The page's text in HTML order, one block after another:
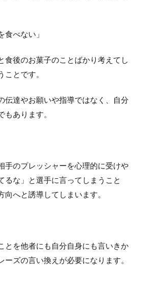
食べない」
食後のお菓子のことばかり考えてし
ことです。
伝達やお願いや指導ではなく、自分
もあります。
手のプレッシャーを心理的に受けや
るな」と選手に言ってしまうこと
へと誘導してしまいます。
とを他者にも自分自身にも言いきか
ズの言い換えが必要になります。